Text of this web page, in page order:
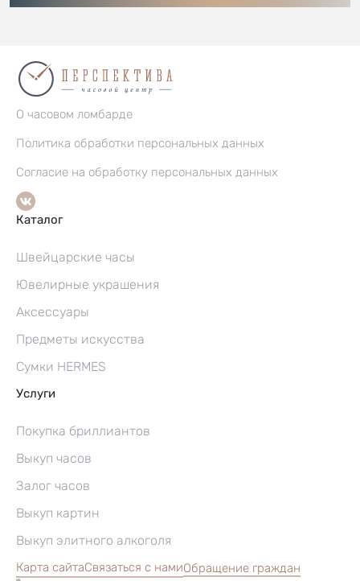
О часовом ломбарде
Политика обработки персональных данных
Согласие на обработку персональных данных
Каталог
Швейцарские часы
Ювелирные украшения
Аксессуары
Предметы искусства
Сумки HERMES
Услуги
Покупка бриллиантов
Выкуп часов
Залог часов
Выкуп картин
Выкуп элитного алкоголя
Карта сайтаСвязаться с намиОбращение граждан